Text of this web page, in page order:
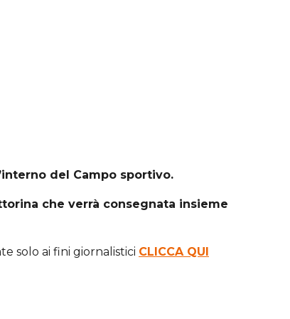
del Campo sportivo.
che verrà consegnata insieme
solo ai fini giornalistici CLICCA QUI